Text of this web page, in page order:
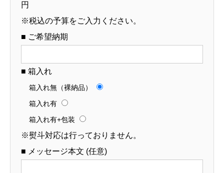
円
※税込の予算をご入力ください。
■ ご希望納期
■ 箱入れ
箱入れ無（裸納品）
箱入れ有
箱入れ有+包装
※熨斗対応は行っておりません。
■ メッセージ本文 (任意)